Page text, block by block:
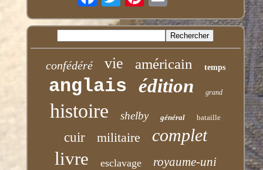
confédéré vie américain temps
anglais édition grand
histoire shelby général bataille
cuir militaire complet
livre esclavage royaume-uni